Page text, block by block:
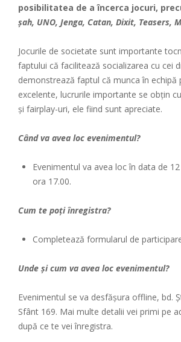
posibilitatea de a încerca jocuri,
șah, UNO, Jenga, Catan, Dixit, Teasers,
Jocurile de societate sunt importante
faptului că facilitează socializarea cu cei
demonstrează faptul că munca în echipă
excelente, lucrurile importante se obțin
și fairplay-uri, ele fiind sunt apreciate.
Când va avea loc evenimentul?
Evenimentul va avea loc în data de
ora 17.00.
Cum te poți înregistra?
Completează formularul de
Unde și cum va avea loc evenimentul?
Evenimentul se va desfășura offline, bd.
Sfânt 169. Mai multe detalii vei primi pe
după ce te vei înregistra.